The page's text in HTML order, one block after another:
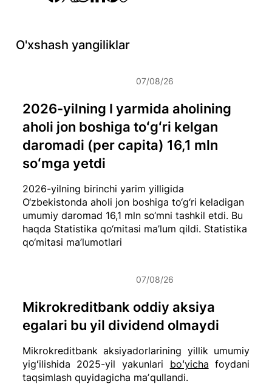
O'xshash yangiliklar
2026-yilning birinchi yarim yilligida
O‘zbekistonda aholi jon boshiga to‘g‘ri keladigan
umumiy daromad 16,1 mln so‘mni tashkil etdi. Bu
haqda Statistika qo‘mitasi ma’lum qildi. Statistika
qo‘mitasi ma’lumotlari
2026-yilning I yarmida aholining
aholi jon boshiga toʻgʻri kelgan
daromadi (per capita) 16,1 mln
soʻmga yetdi
07/08/26
Mikrokreditbank aksiyadorlarining yillik umumiy
yigʻilishida 2025-yil yakunlari boʻyicha foydani
taqsimlash quyidagicha maʼqullandi.
Mikrokreditbank oddiy aksiya
egalari bu yil dividend olmaydi
07/08/26